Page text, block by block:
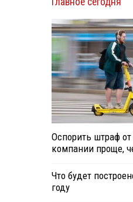
Оспорить штраф
компании проще,
Что будет
году